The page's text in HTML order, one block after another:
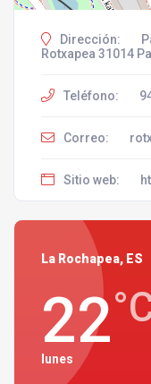
Dirección:
Rotxapea 31014
Teléfono:
Correo:
Sitio web:
La Rochapea, ES
22
lunes